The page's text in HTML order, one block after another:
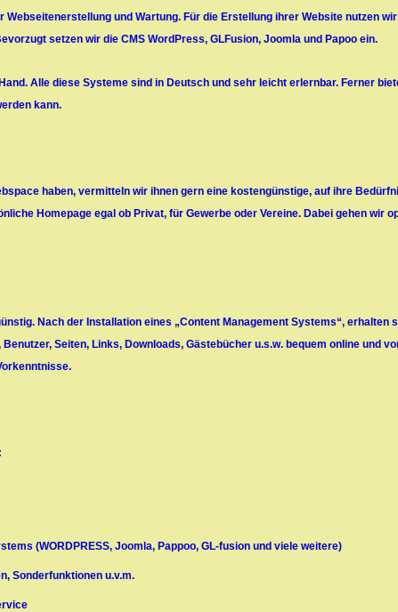
Webseitenerstellung und Wartung. Für die Erstellung ihrer Website nutzen
setzen wir die CMS WordPress, GLFusion, Joomla und Papoo ein.
Alle diese Systeme sind in Deutsch und sehr leicht erlernbar. Ferner
kann.
haben, vermitteln wir ihnen gern eine kostengünstige, auf ihre
Homepage egal ob Privat, für Gewerbe oder Vereine. Dabei gehen wir
Nach der Installation eines „Content Management Systems“, erhalten
Benutzer, Seiten, Links, Downloads, Gästebücher u.s.w. bequem online und
(WORDPRESS, Joomla, Pappoo, GL-fusion und viele weitere)
Sonderfunktionen u.v.m.